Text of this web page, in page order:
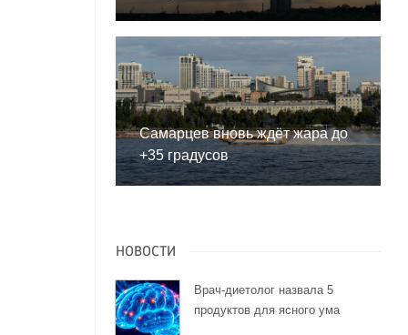
Самарцев вновь ждёт жара до
+35 градусов
НОВОСТИ
Врач-диетолог назвала 5
продуктов для ясного ума